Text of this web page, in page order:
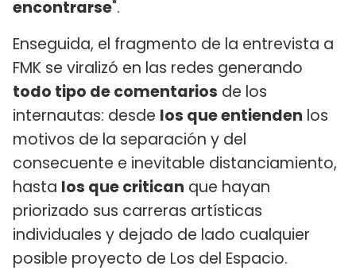
encontrarse".
Enseguida, el fragmento de la entrevista a
FMK se viralizó en las redes generando
todo tipo de comentarios de los
internautas: desde los que entienden los
motivos de la separación y del
consecuente e inevitable distanciamiento,
hasta los que critican que hayan
priorizado sus carreras artísticas
individuales y dejado de lado cualquier
posible proyecto de Los del Espacio.